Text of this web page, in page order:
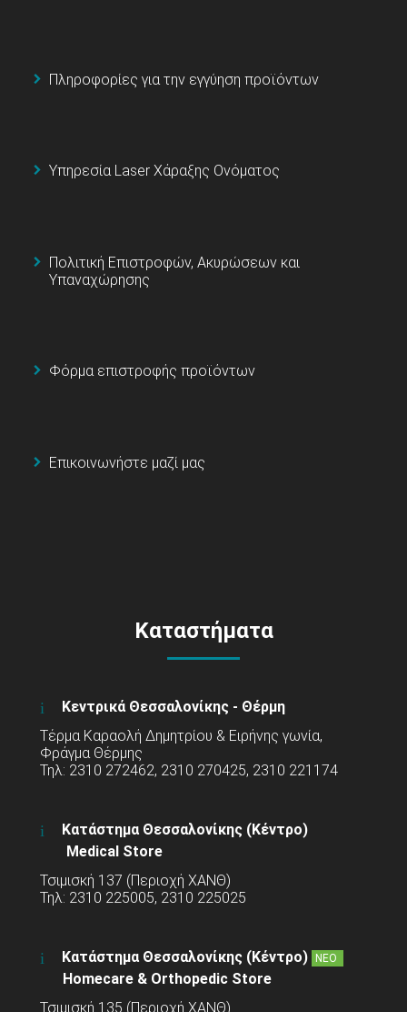
Πληροφορίες για την εγγύηση προϊόντων
Υπηρεσία Laser Χάραξης Ονόματος
Πολιτική Επιστροφών, Ακυρώσεων και
Υπαναχώρησης
Φόρμα επιστροφής προϊόντων
Επικοινωνήστε μαζί μας
Καταστήματα
Κεντρικά Θεσσαλονίκης - Θέρμη
Τέρμα Καραολή Δημητρίου & Ειρήνης γωνία,
Φράγμα Θέρμης
Τηλ: 2310 272462, 2310 270425, 2310 221174
Κατάστημα Θεσσαλονίκης (Κέντρο)
Medical Store
Τσιμισκή 137 (Περιοχή ΧΑΝΘ)
Τηλ: 2310 225005, 2310 225025
Κατάστημα Θεσσαλονίκης (Κέντρο) ΝΕΟ
Homecare & Orthopedic Store
Τσιμισκή 135 (Περιοχή ΧΑΝΘ)